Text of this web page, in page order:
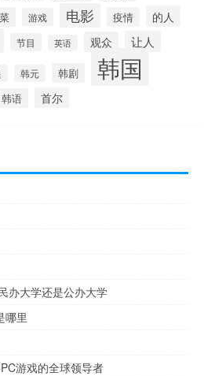
游戏 电影 疫情 的人
节目 英语 观众 让人
韩元 韩剧 韩国
韩语 首尔
办大学还是公办大学
哪里
游戏的全球领导者